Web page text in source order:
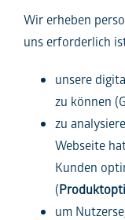
Wir erheben
uns erforderlich
unsere
zu können
zu
Webseite
Kunden
(
um